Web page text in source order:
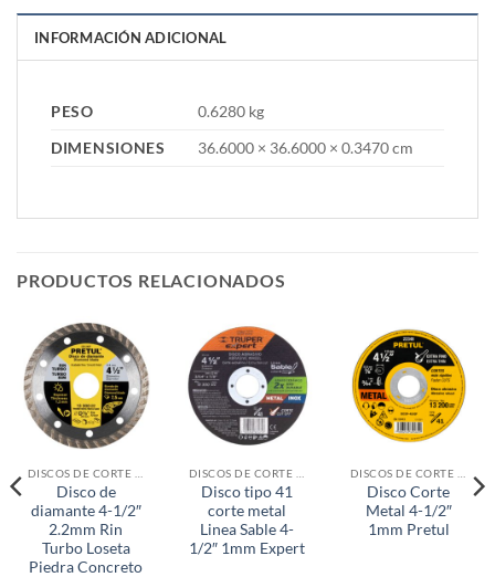
INFORMACIÓN ADICIONAL
PESO
0.6280 kg
DIMENSIONES
36.6000 × 36.6000 × 0.3470 cm
PRODUCTOS RELACIONADOS
Disco de
diamante 4-1/2″
2.2mm Rin
Turbo Loseta
Piedra Concreto
Disco tipo 41
corte metal
Linea Sable 4-
1/2″ 1mm Expert
Disco Corte
Metal 4-1/2″
1mm Pretul